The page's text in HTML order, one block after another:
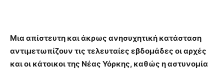
Μια απίστευτη και άκρως ανησυχητική κατάσταση
αντιμετωπίζουν τις τελευταίες εβδομάδες οι αρχές
και οι κάτοικοι της Νέας Υόρκης, καθώς η αστυνομία